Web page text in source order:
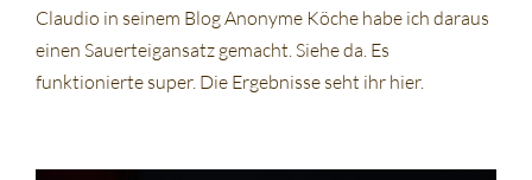
Claudio in seinem Blog Anonyme Köche habe ich daraus
einen Sauerteigansatz gemacht. Siehe da. Es
funktionierte super. Die Ergebnisse seht ihr hier.